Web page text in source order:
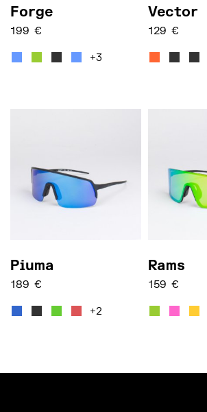
Forge
199 €
+3
Vector
129 €
Piuma
189 €
+2
Rams
159 €